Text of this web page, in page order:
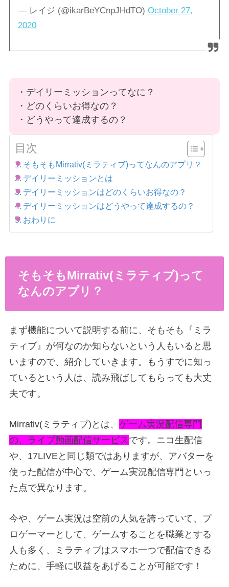
— レイジ (@ikarBeYCnpJHdTO)October 27,
2020
・デイリーミッションってなに？
・どのくらいお得なの？
・どうやって達成するの？
目次
そもそもMirrativ(ミラティブ)ってなんのアプリ？
デイリーミッションとは
デイリーミッションはどのくらいお得なの？
デイリーミッションはどうやって達成するの？
おわりに
そもそもMirrativ(ミラティブ)って
なんのアプリ？
まず機能について説明する前に、そもそも『ミラ
ティブ』が何なのか知らないという人もいると思
いますので、紹介していきます。もうすでに知っ
ているという人は、読み飛ばしてもらっても大丈
夫です。
Mirrativ(ミラティブ)とは、 ゲーム実況配信専門
の、ライブ動画配信サービスです。ニコ生配信
や、17LIVEと同じ類ではありますが、アバターを
使った配信が中心で、ゲーム実況配信専門といっ
た点で異なります。
今や、ゲーム実況は空前の人気を誇っていて、プ
ロゲーマーとして、ゲームすることを職業とする
人も多く、ミラティブはスマホ一つで配信できる
ために、手軽に収益をあげることが可能です！